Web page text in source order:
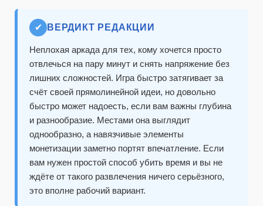
✔ ВЕРДИКТ РЕДАКЦИИ
Неплохая аркада для тех, кому хочется просто
отвлечься на пару минут и снять напряжение без
лишних сложностей. Игра быстро затягивает за
счёт своей прямолинейной идеи, но довольно
быстро может надоесть, если вам важны глубина
и разнообразие. Местами она выглядит
однообразно, а навязчивые элементы
монетизации заметно портят впечатление. Если
вам нужен простой способ убить время и вы не
ждёте от такого развлечения ничего серьёзного,
это вполне рабочий вариант.